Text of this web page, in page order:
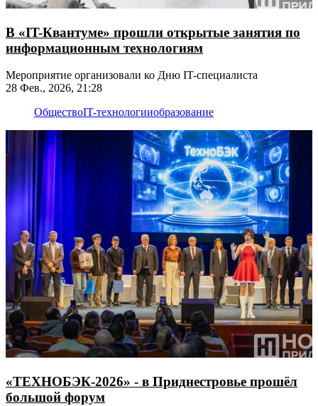
В «IT-Квантуме» прошли открытые занятия по
информационным технологиям
Мероприятие организовали ко Дню IT-специалиста
28 Фев., 2026, 21:28
ОбществоIT-технологииобразование
«ТЕХНОБЭК-2026» - в Приднестровье прошёл
большой форум